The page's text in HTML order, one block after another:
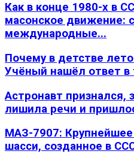
Как в конце 1980-х в
масонское движение:
международные...
Почему в детстве
Учёный нашёл ответ в
Астронавт признался,
лишила речи и
МАЗ-7907:
шасси, созданное в